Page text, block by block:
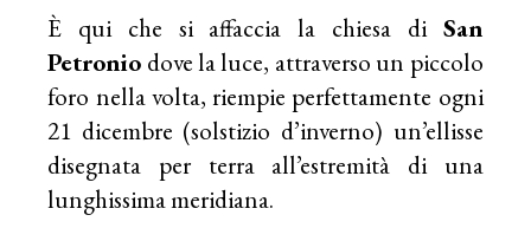
È qui che si affaccia la chiesa di San
Petronio dove la luce, attraverso un piccolo
foro nella volta, riempie perfettamente ogni
21 dicembre (solstizio d’inverno) un’ellisse
disegnata per terra all’estremità di una
lunghissima meridiana.